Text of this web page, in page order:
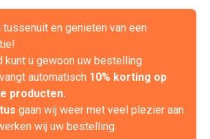
tussenuit en genieten van een
kunt u gewoon uw bestelling
automatisch 10% korting op
producten.
gaan wij weer met veel plezier aan
wij uw bestelling.